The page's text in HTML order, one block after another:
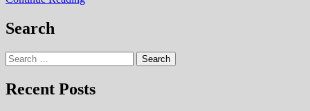
do
Union
Search
Search
for:
Recent Posts